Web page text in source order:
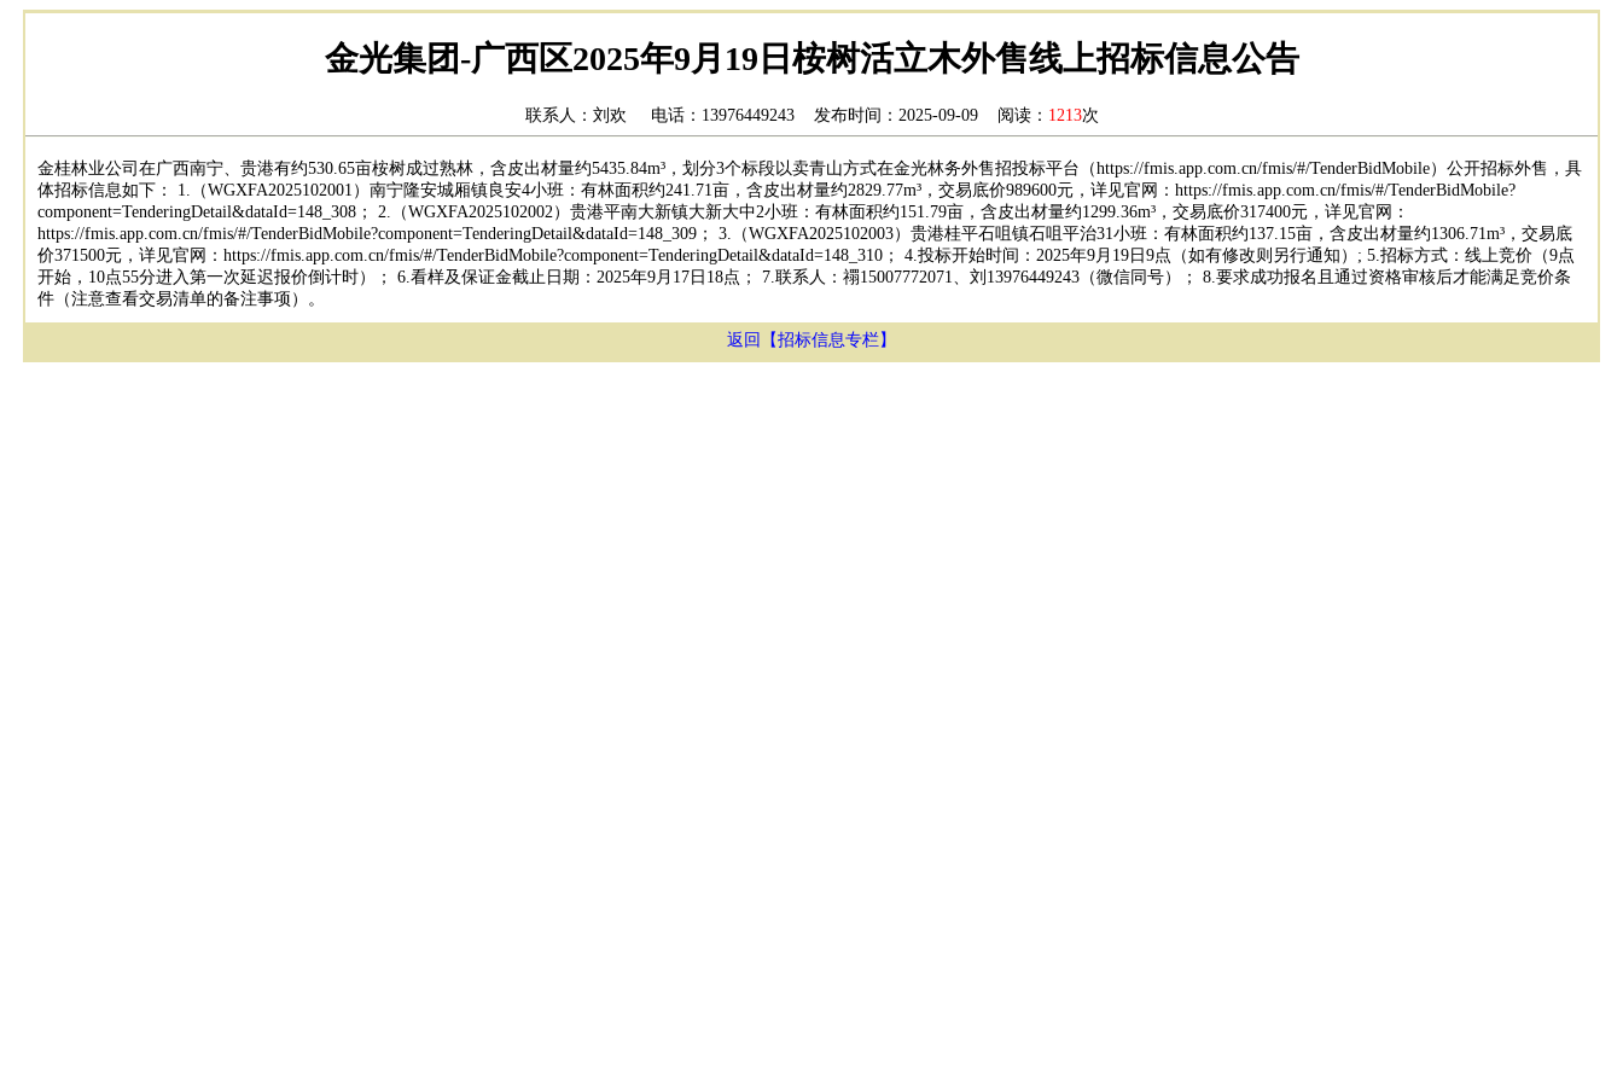
金光集团-广西区2025年9月19日桉树活立木外售线上招标信息公告
联系人：刘欢 电话：13976449243 发布时间：2025-09-09 阅读： 1213次
金桂林业公司在广西南宁、贵港有约530.65亩桉树成过熟林，含皮出材量约5435.84m³，划分3个标段以卖青山方式在金光林务外售招投标平台（https://fmis.app.com.cn/fmis/#/TenderBidMobile）公开招标外售，具
体招标信息如下： 1.（WGXFA2025102001）南宁隆安城厢镇良安4小班：有林面积约241.71亩，含皮出材量约2829.77m³，交易底价989600元，详见官网：https://fmis.app.com.cn/fmis/#/TenderBidMobile?
component=TenderingDetail&dataId=148_308； 2.（WGXFA2025102002）贵港平南大新镇大新大中2小班：有林面积约151.79亩，含皮出材量约1299.36m³，交易底价317400元，详见官网：
https://fmis.app.com.cn/fmis/#/TenderBidMobile?component=TenderingDetail&dataId=148_309； 3.（WGXFA2025102003）贵港桂平石咀镇石咀平治31小班：有林面积约137.15亩，含皮出材量约1306.71m³，交易底
价371500元，详见官网：https://fmis.app.com.cn/fmis/#/TenderBidMobile?component=TenderingDetail&dataId=148_310； 4.投标开始时间：2025年9月19日9点（如有修改则另行通知）; 5.招标方式：线上竞价（9点
开始，10点55分进入第一次延迟报价倒计时）； 6.看样及保证金截止日期：2025年9月17日18点； 7.联系人：禤15007772071、刘13976449243（微信同号）； 8.要求成功报名且通过资格审核后才能满足竞价条
件（注意查看交易清单的备注事项）。
返回【招标信息专栏】